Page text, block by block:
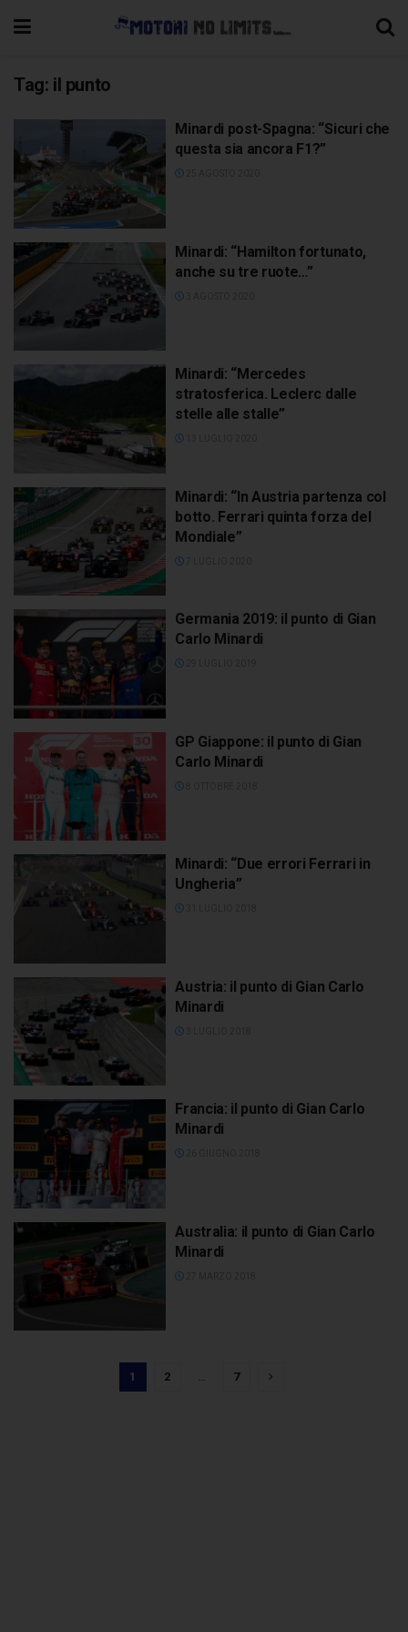
Tag: il punto
Minardi post-Spagna: “Sicuri che
questa sia ancora F1?”
Minardi: “Hamilton fortunato,
anche su tre ruote…”
Minardi: “Mercedes
stratosferica. Leclerc dalle
stelle alle stalle”
Minardi: “In Austria partenza col
botto. Ferrari quinta forza del
Mondiale”
Germania 2019: il punto di Gian
Carlo Minardi
GP Giappone: il punto di Gian
Carlo Minardi
Minardi: “Due errori Ferrari in
Ungheria”
Austria: il punto di Gian Carlo
Minardi
Francia: il punto di Gian Carlo
Minardi
Australia: il punto di Gian Carlo
Minardi
1 2 … 7